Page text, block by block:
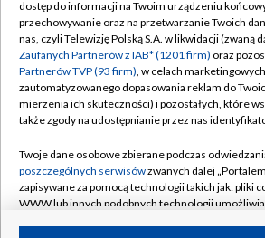
Abonament TVP
Emisja w TVP
Centrum informacji TVP
Naziemna Telewizja Cyfrowa
Rada Programowa
System NOS
Informacje o nadawcy
Regulamin TVP
Polityka
Moje zgody
Pomoc
Kontakt
Kanały
dostęp do informacji na Twoim urządzeniu
przechowywanie oraz na przetwarzanie Twoich
nas, czyli Telewizję Polską S.A. w likwidacji (zwaną
Zaufanych Partnerów z IAB* (1201 firm) oraz
Partnerów TVP (93 firm), w celach
zautomatyzowanego dopasowania reklam do
mierzenia ich skuteczności) i pozostałych, które
także zgody na udostępnianie przez nas
Twoje dane osobowe zbierane podczas
poszczególnych serwisówzwanych dalej
zapisywane za pomocą technologii takich jak: pliki
WWW lub innych podobnych technologii